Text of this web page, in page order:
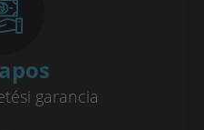
garancia